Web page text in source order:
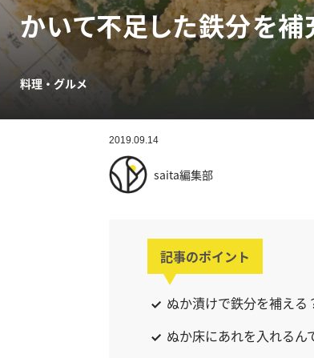
かいて不足した鉄分を補
料理・グルメ
2019.09.14
saita編集部
記事のポイント
ぬか漬けで鉄分を補える
ぬか床にあれを入れるん